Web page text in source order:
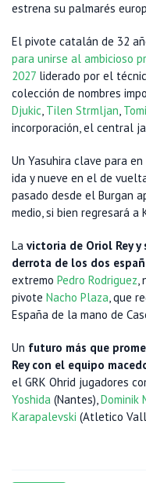
estrena su palmarés
El pivote catalán de 32
para unirse al ambicioso
2027 liderado por el
colección de nombres
Djukic, Tilen Strmljan,
incorporación, el central
Un Yasuhira clave para
ida y nueve en el de
pasado desde el Burgan
medio, si bien regresará
La victoria de Oriol Rey
derrota de los dos
extremo Pedro Rodriguez,
pivote Nacho Plaza, que
España de la mano de
Un futuro más que
Rey con el equipo
el GRK Ohrid jugadores
Yoshida (Nantes),Dominik
Karapalevski (Atletico